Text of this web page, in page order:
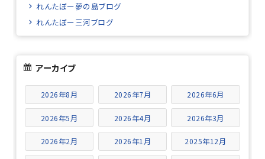
れんたぼー夢の島ブログ
れんたぼー三河ブログ
アーカイブ
2026年8月 2026年7月 2026年6月
2026年5月 2026年4月 2026年3月
2026年2月 2026年1月 2025年12月